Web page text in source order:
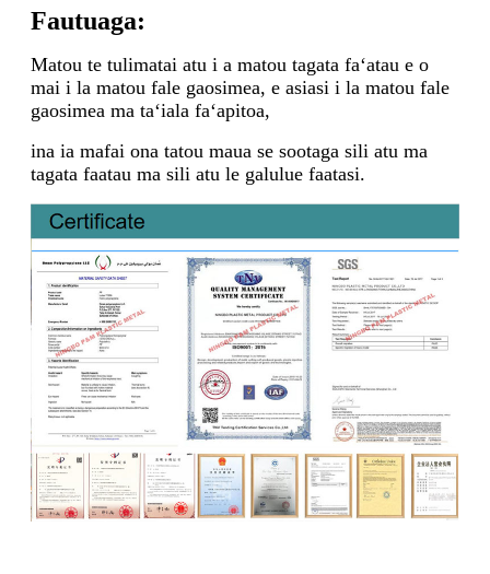
Fautuaga:
Matou te tulimatai atu i a matou tagata faʻatau e o
mai i la matou fale gaosimea, e asiasi i la matou fale
gaosimea ma taʻiala faʻapitoa,
ina ia mafai ona tatou maua se sootaga sili atu ma
tagata faatau ma sili atu le galulue faatasi.